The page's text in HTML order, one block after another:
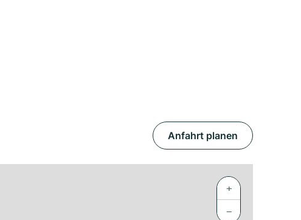
Anfahrt planen
+
−